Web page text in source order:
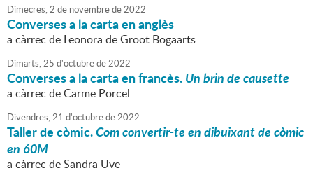
Dimecres,2 de novembrede2022
Converses a la carta en anglès
a càrrec de Leonora de Groot Bogaarts
Dimarts,25 d'octubrede2022
Converses a la carta en francès.Un brin de causette
a càrrec de Carme Porcel
Divendres,21 d'octubrede2022
Taller de còmic.Com convertir-te en dibuixant de còmic
en 60M
a càrrec de Sandra Uve